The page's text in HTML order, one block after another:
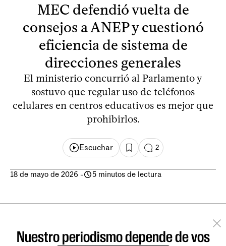
MEC defendió vuelta de
consejos a ANEP y cuestionó
eficiencia de sistema de
direcciones generales
El ministerio concurrió al Parlamento y
sostuvo que regular uso de teléfonos
celulares en centros educativos es mejor que
prohibirlos.
Escuchar 2
18 de mayo de 2026 - 5 minutos de lectura
Nuestro periodismo depende de vos